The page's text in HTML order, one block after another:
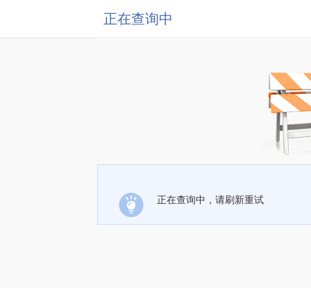
正在查询中
正在查询中，请刷新重试